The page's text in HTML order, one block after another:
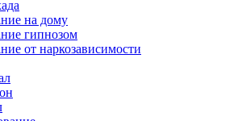
на дому
гипнозом
от наркозависимости